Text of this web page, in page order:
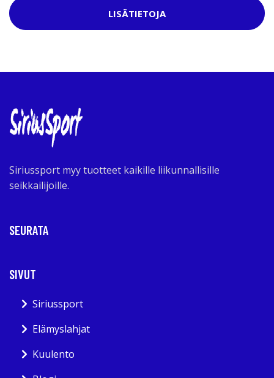
LISÄTIETOJA
Siriussport myy tuotteet kaikille liikunnallisille
seikkailijoille.
SEURATA
SIVUT
Siriussport
Elämyslahjat
Kuulento